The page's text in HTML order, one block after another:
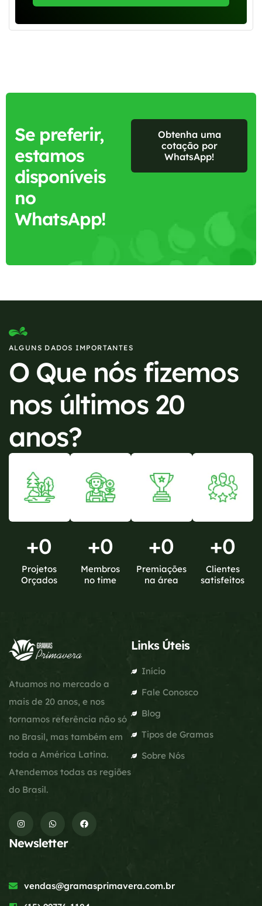
Se preferir,
estamos
disponíveis
no
WhatsApp!
Obtenha uma
cotação por
WhatsApp!
ALGUNS DADOS IMPORTANTES
O Que nós fizemos
nos últimos 20
anos?
+0
Projetos
Orçados
+0
Membros
no time
+0
Premiações
na área
+0
Clientes
satisfeitos
Atuamos no mercado a
mais de 20 anos, e nos
tornamos referência não só
no Brasil, mas também em
toda a América Latina.
Atendemos todas as regiões
do Brasil.
Links Úteis
Início
Fale Conosco
Blog
Tipos de Gramas
Sobre Nós
Newsletter
vendas@gramasprimavera.com.br